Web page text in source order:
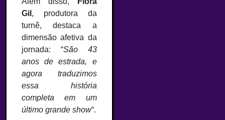
Gil , produtora da
turnê, destaca a
dimensão afetiva da
jornada: “São 43
anos de estrada, e
agora traduzimos
essa história
completa em um
último grande show“.